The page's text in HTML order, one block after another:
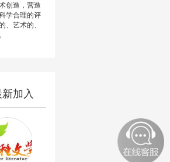
创造，营造
学合理的评
、艺术的、
加入